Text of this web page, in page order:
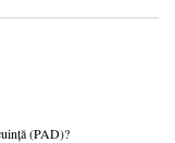
(PAD)?